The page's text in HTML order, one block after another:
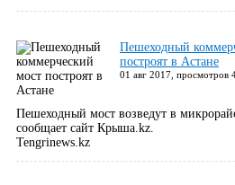
Пешеходный
построят в Астане
01 авг 2017, просмотров
Пешеходный мост возведут в
сообщает сайт Крыша.kz.
Tengrinews.kz